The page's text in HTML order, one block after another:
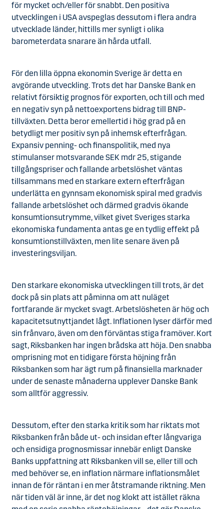
för mycket och/eller för snabbt. Den positiva
utvecklingen i USA avspeglas dessutom i flera andra
utvecklade länder, hittills mer synligt i olika
barometerdata snarare än hårda utfall.
För den lilla öppna ekonomin Sverige är detta en
avgörande utveckling. Trots det har Danske Bank en
relativt försiktig prognos för exporten, och till och med
en negativ syn på nettoexportens bidrag till BNP-
tillväxten. Detta beror emellertid i hög grad på en
betydligt mer positiv syn på inhemsk efterfrågan.
Expansiv penning- och finanspolitik, med nya
stimulanser motsvarande SEK mdr 25, stigande
tillgångspriser och fallande arbetslöshet väntas
tillsammans med en starkare extern efterfrågan
underlätta en gynnsam ekonomisk spiral med gradvis
fallande arbetslöshet och därmed gradvis ökande
konsumtionsutrymme, vilket givet Sveriges starka
ekonomiska fundamenta antas ge en tydlig effekt på
konsumtionstillväxten, men lite senare även på
investeringsviljan.
Den starkare ekonomiska utvecklingen till trots, är det
dock på sin plats att påminna om att nuläget
fortfarande är mycket svagt. Arbetslösheten är hög och
kapacitetsutnyttjandet lågt. Inflationen lyser därför med
sin frånvaro, även om den förväntas stiga framöver. Kort
sagt, Riksbanken har ingen brådska att höja. Den snabba
omprisning mot en tidigare första höjning från
Riksbanken som har ägt rum på finansiella marknader
under de senaste månaderna upplever Danske Bank
som alltför aggressiv.
Dessutom, efter den starka kritik som har riktats mot
Riksbanken från både ut- och insidan efter långvariga
och ensidiga prognosmissar innebär enligt Danske
Banks uppfattning att Riksbanken vill se, eller till och
med behöver se, en inflation närmare inflationsmålet
innan de för räntan i en mer åtstramande riktning. Men
när tiden väl är inne, är det nog klokt att istället räkna